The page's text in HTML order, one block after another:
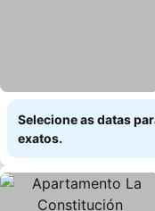
Selecione as datas
exatos.